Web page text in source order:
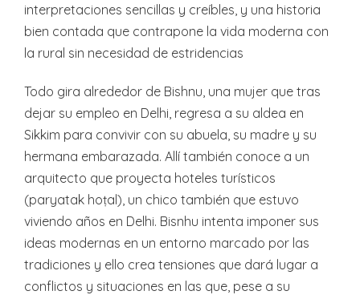
interpretaciones sencillas y creíbles, y una historia
bien contada que contrapone la vida moderna con
la rural sin necesidad de estridencias
Todo gira alrededor de Bishnu, una mujer que tras
dejar su empleo en Delhi, regresa a su aldea en
Sikkim para convivir con su abuela, su madre y su
hermana embarazada. Allí también conoce a un
arquitecto que proyecta hoteles turísticos
(paryatak hoṭal), un chico también que estuvo
viviendo años en Delhi. Bisnhu intenta imponer sus
ideas modernas en un entorno marcado por las
tradiciones y ello crea tensiones que dará lugar a
conflictos y situaciones en las que, pese a su